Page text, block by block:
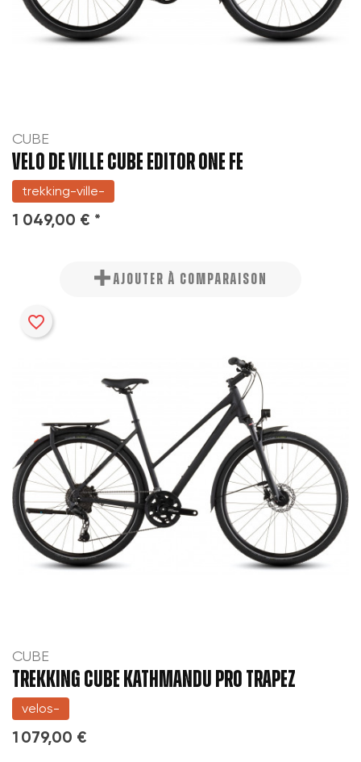
CUBE
VELO DE VILLE CUBE EDITOR ONE FE
trekking-ville-
1 049,00 € *
AJOUTER À COMPARAISON
CUBE
TREKKING CUBE KATHMANDU PRO TRAPEZ
velos-
1 079,00 €
favorite_border